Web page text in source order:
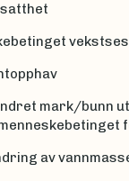
mark/bunn
av